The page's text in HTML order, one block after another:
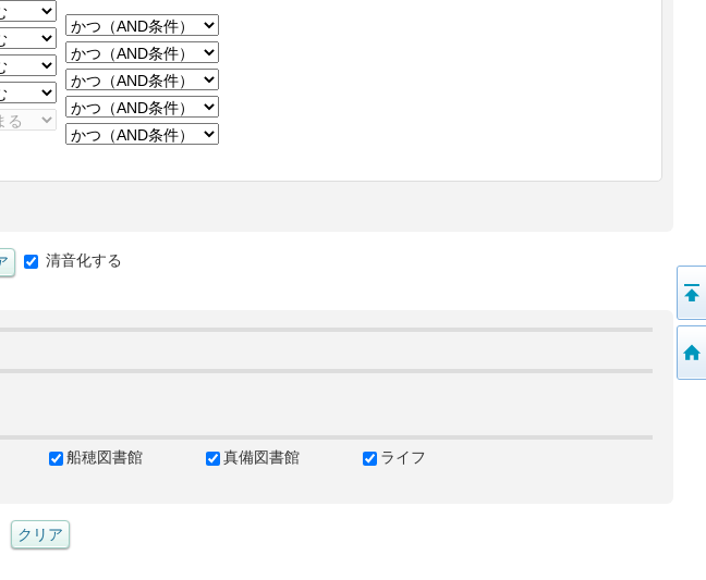
清音化する
船穂図書館 真備図書館
ライフ